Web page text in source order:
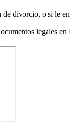
de divorcio, o si le
legales